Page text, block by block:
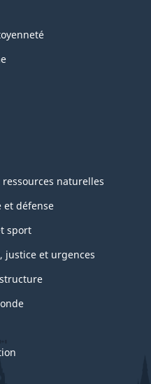
naturelles
et défense
sport
justice et urgences